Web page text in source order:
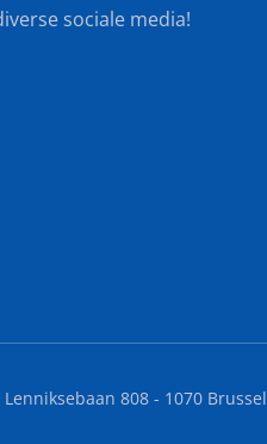
sociale media!
808 - 1070 Brussel